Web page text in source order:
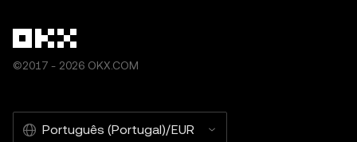
©2017 - 2026 OKX.COM
Português (Portugal)/EUR